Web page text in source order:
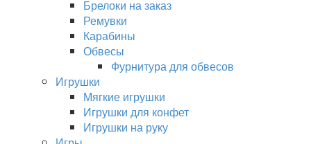
Брелоки на заказ
Ремувки
Карабины
Обвесы
Фурнитура для обвесов
Игрушки
Мягкие игрушки
Игрушки для конфет
Игрушки на руку